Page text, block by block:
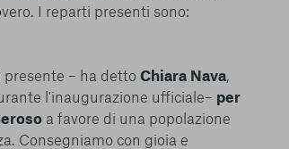
I reparti presenti sono:
presente – ha detto Chiara Nava,
l'inaugurazione ufficiale– per
a favore di una popolazione
Consegniamo con gioia e